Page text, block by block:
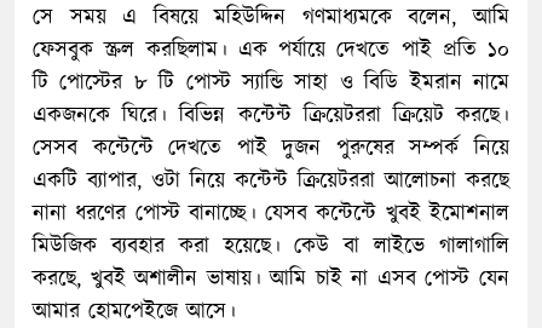
সে সময় এ বিষয়ে মহিউদ্দিন গণমাধ্যমকে বলেন, আমি
ফেসবুক স্ক্রল করছিলাম। এক পর্যায়ে দেখতে পাই প্রতি ১০
টি পোস্টের ৮ টি পোস্ট স্যান্ডি সাহা ও বিডি ইমরান নামে
একজনকে ঘিরে। বিভিন্ন কন্টেন্ট ক্রিয়েটররা ক্রিয়েট করছে।
সেসব কন্টেন্টে দেখতে পাই দুজন পুরুষের সম্পর্ক নিয়ে
একটি ব্যাপার, ওটা নিয়ে কন্টেন্ট ক্রিয়েটররা আলোচনা করছে
নানা ধরণের পোস্ট বানাচ্ছে। যেসব কন্টেন্টে খুবই ইমোশনাল
মিউজিক ব্যবহার করা হয়েছে। কেউ বা লাইভে গালাগালি
করছে, খুবই অশালীন ভাষায়। আমি চাই না এসব পোস্ট যেন
আমার হোমপেইজে আসে।